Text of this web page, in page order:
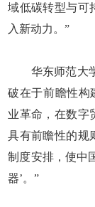
域低碳转型与可
入新动力。”
华东师范大学
破在于前瞻性构
业革命，在数字
具有前瞻性的规
制度安排，使中
器’。”